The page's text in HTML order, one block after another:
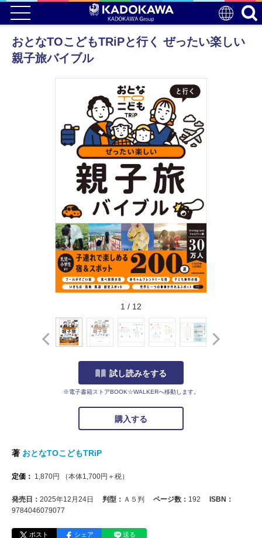
おとなTOこどもTRiPと行く ぜったい楽しい
親子旅バイブル
1 / 12
試し読みをする
※電子書籍ストアBOOK☆WALKERへ移動します。
購入する
著 おとなTOこどもTRiP
定価： 1,870円 （本体1,700円＋税）
発売日： 2025年12月24日 判型： Ａ５判 ページ数： 192
ISBN：
9784046079077
ポスト シェア 送る